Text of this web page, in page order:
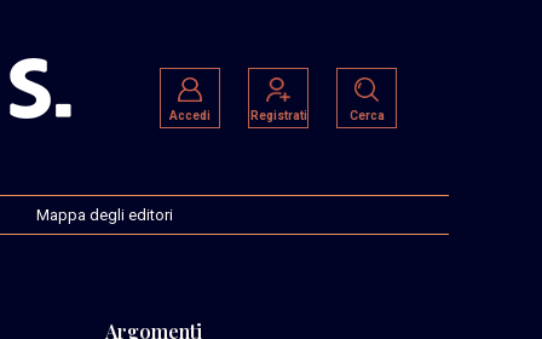
Accedi Registrati Cerca
Mappa degli editori
Argomenti